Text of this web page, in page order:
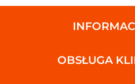
OBSŁUGA